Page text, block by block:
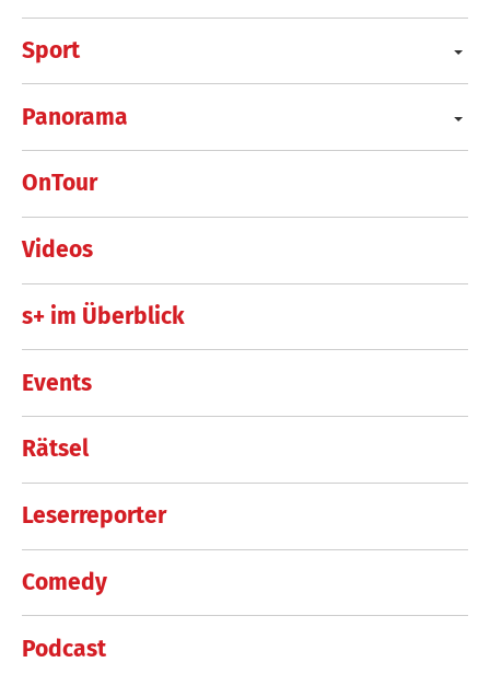
Sport
Panorama
OnTour
Videos
s+ im Überblick
Events
Rätsel
Leserreporter
Comedy
Podcast